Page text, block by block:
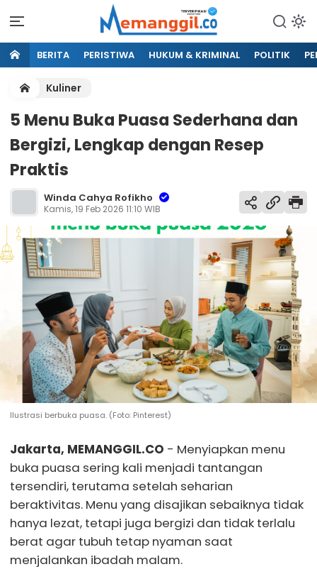
BERITA PERISTIWA HUKUM & KRIMINAL POLITIK
Kuliner
5 Menu Buka Puasa Sederhana dan
Bergizi, Lengkap dengan Resep
Praktis
Winda Cahya Rofikho
Kamis, 19 Feb 2026 11:10 WIB
Ilustrasi berbuka puasa. (Foto: Pinterest)
Jakarta, MEMANGGIL.CO - Menyiapkan menu
buka puasa sering kali menjadi tantangan
tersendiri, terutama setelah seharian
beraktivitas. Menu yang disajikan sebaiknya tidak
hanya lezat, tetapi juga bergizi dan tidak terlalu
berat agar tubuh tetap nyaman saat
menjalankan ibadah malam.